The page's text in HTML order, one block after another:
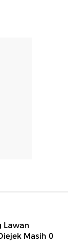
Lawan
Masih 0